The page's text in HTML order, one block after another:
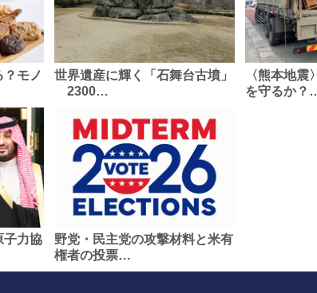
？モノ
世界遺産に輝く「石舞台古墳」
2300…
〈熊本地震
を守るか？
子力協
野党・民主党の攻撃材料と米有
権者の投票…